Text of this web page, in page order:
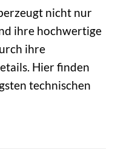
nicht nur
ihre hochwertige
ihre
Hier finden
technischen